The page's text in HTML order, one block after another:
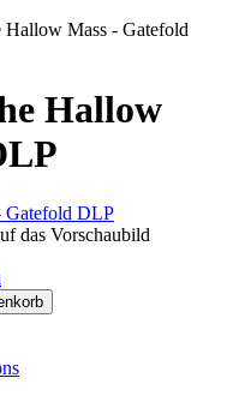
Mass - Gatefold
Hallow
das Vorschaubild